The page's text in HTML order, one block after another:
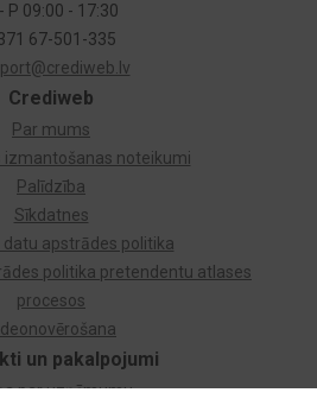
un pakalpojumi
par uzņēmumu
Crediweb
Par mums
izmantošanas noteikumi
Palīdzība
Sīkdatnes
datu apstrādes politika
politika pretendentu atlases
procesos
P 09:00 - 17:30
67-501-335